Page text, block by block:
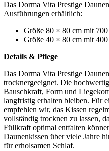
Das Dorma Vita Prestige
Ausführungen erhältlich:
Größe 80 × 80 cm mit
Größe 40 × 80 cm mit
Details & Pflege
Das Dorma Vita Prestige
trocknergeeignet. Die
Bauschkraft, Form und
langfristig erhalten bleiben. Für
empfehlen wir, das Kissen
vollständig trocknen zu lassen,
Füllkraft optimal entfalten
Daunenkissen über viele Jahre
für erholsamen Schlaf.